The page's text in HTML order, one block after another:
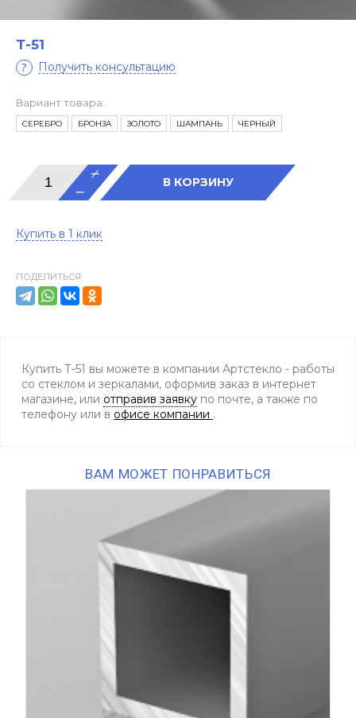
Т-51
Получить консультацию
Вариант товара:
СЕРЕБРО БРОНЗА ЗОЛОТО ШАМПАНЬ ЧЕРНЫЙ
В КОРЗИНУ
Купить в 1 клик
ПОДЕЛИТЬСЯ:
Купить Т-51 вы можете в компании Артстекло - работы
со стеклом и зеркалами, оформив заказ в интернет
магазине, или отправив заявку по почте, а также по
телефону или в офисе компании .
ВАМ МОЖЕТ ПОНРАВИТЬСЯ